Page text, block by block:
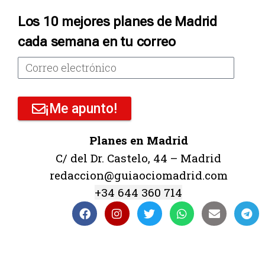
Los 10 mejores planes de Madrid
cada semana en tu correo
¡Me apunto!
Planes en Madrid
C/ del Dr. Castelo, 44 – Madrid
redaccion@guiaociomadrid.com
+34 644 360 714